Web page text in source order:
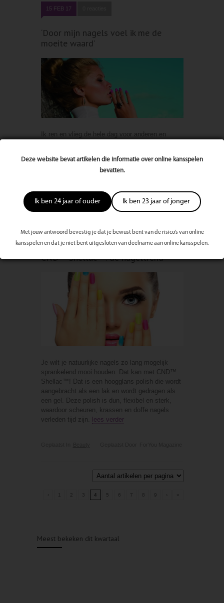
Deze website bevat artikelen die informatie over online kansspelen
bevatten.
Ik ben 24 jaar of ouder Ik ben 23 jaar of jonger
Met jouw antwoord bevestig je dat je bewust bent van de risico’s van online
kansspelen en dat je niet bent uitgesloten van deelname aan online kansspelen.
15 FEB 17
‘Door mijn nagels voel ik me de
moeite waard’
Ik ren en vlieg de hele dag voor anderen en
en vrienden. Maar er was altijd één persoon die
ik vergat en dat was ikzelf.lees verder
Geplaatst In Beauty Geplaatst Door ForYou Magazine
05 JAN 17 0 reacties
CND™ Shellac™: dé nageltrend
Je wilt je natuurlijke nagels zo lang mogelijk
sprankelend mooi houden. Dat kan met CND™
Shellac™! Dat is een hoogglans polish die wordt
aangebracht als een lak en wordt gedragen als
een gel. Deze polish is dun, flexibel en sterk,
waardoor scheuren, krassen en doffe nagels
verleden tijd zijn.
lees verder
1 2 3 4 5 6 7 8 9
Meest bekeken dit kwartaal